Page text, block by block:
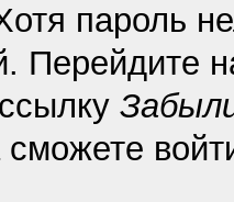
пароль
Перейдите
сможете